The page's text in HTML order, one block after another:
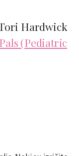
Hardwick
(Pediatric